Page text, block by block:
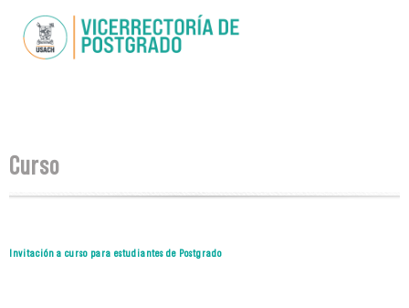
contenido
Se encuentra usted aquí
Curso
Invitación a curso para estudiantes de Postgrado